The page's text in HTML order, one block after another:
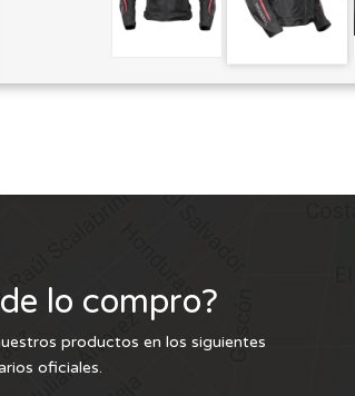
lo compro?
productos en los siguientes
oficiales.